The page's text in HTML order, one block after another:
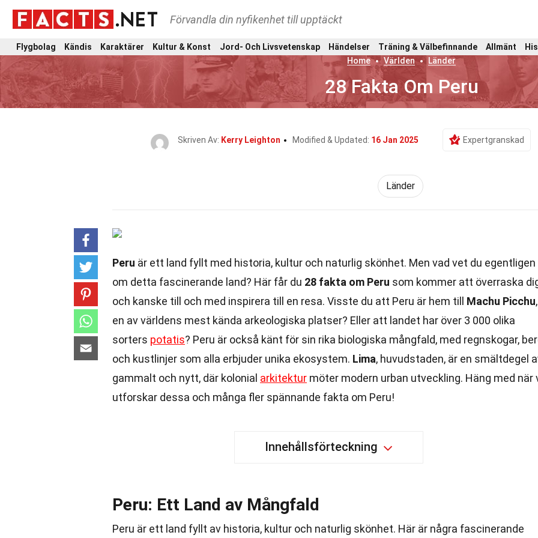
Förvandla din nyfikenhet till upptäckt
Flygbolag Kändis Karaktärer Kultur & Konst Jord- Och Livsvetenskap Händelser Träning & Välbefinnande Allmänt
Home
Världen Länder
28 Fakta Om Peru
Skriven Av: Kerry Leighton Modified & Updated: 16 Jan 2025 Expertgranskad
Länder
Peru är ett land fyllt med historia, kultur och naturlig skönhet. Men vad vet du egentligen
om detta fascinerande land? Här får du 28 fakta om Peru som kommer att överraska
och kanske till och med inspirera till en resa. Visste du att Peru är hem till Machu Picchu,
en av världens mest kända arkeologiska platser? Eller att landet har över 3 000 olika
sorters potatis? Peru är också känt för sin rika biologiska mångfald, med regnskogar,
och kustlinjer som alla erbjuder unika ekosystem. Lima, huvudstaden, är en smältdegel
gammalt och nytt, där kolonial arkitektur möter modern urban utveckling. Häng med när
utforskar dessa och många fler spännande fakta om Peru!
Innehållsförteckning
Peru: Ett Land av Mångfald
Peru är ett land fyllt av historia, kultur och naturlig skönhet. Här är några fascinerande